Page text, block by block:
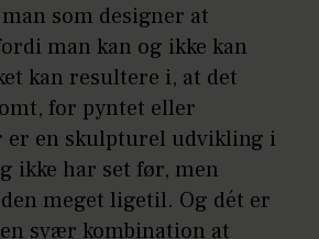
som designer at
man kan og ikke kan
kan resultere i, at det
for pyntet eller
er en skulpturel udvikling i
ikke har set før, men
meget ligetil. Og dét er
svær kombination at